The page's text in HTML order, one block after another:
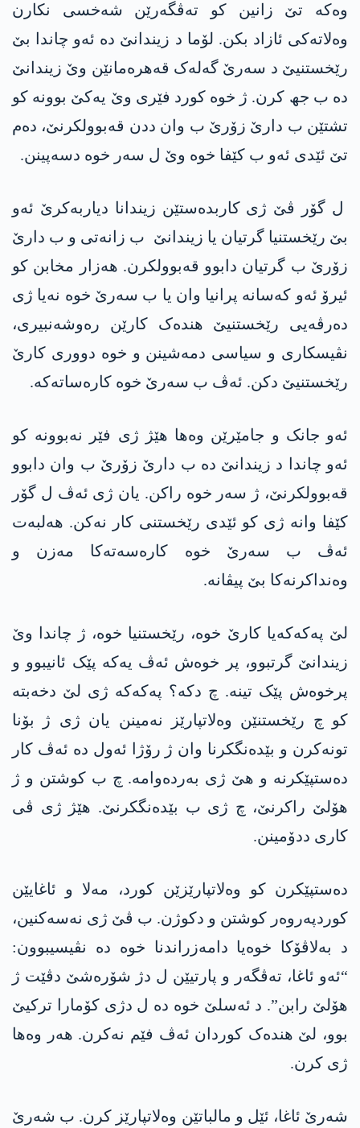
وەکە تێ زانین کو تەڤگەرێن شەخسی نکارن
وەلاتەکی ئازاد بکن. لۆما د زیندانێ دە ئەو چاندا بێ
رێخستنیێ د سەرێ گەلەک قەھرەمانێن وێ زیندانێ
دە ب جھ کرن. ژ خوە کورد فێری وێ یەکێ بوونە کو
تشتێن ب دارێ زۆرێ ب وان ددن قەبوولکرنێ، دەم
تێ ئێدی ئەو ب کێفا خوە وێ ل سەر خوە دسەپینن.
ل گۆر ڤێ ژی کاربدەستێن زیندانا دیاربەکرێ ئەو
بێ رێخستنیا گرتیان یا زیندانێ ب زانەتی و ب دارێ
زۆرێ ب گرتیان دابوو قەبوولکرن. ھەزار مخابن کو
ئیرۆ ئەو کەسانە پرانیا وان یا ب سەرێ خوە نەیا ژی
دەرڤەیی رێخستنیێ ھندەک کارێن رەوشەنبیری،
نڤیسکاری و سیاسی دمەشینن و خوە دووری کارێ
رێخستنیێ دکن. ئەڤ ب سەرێ خوە کارەساتەکە.
ئەو جانک و جامێرێن وەھا ھێژ ژی فێر نەبوونە کو
ئەو چاندا د زیندانێ دە ب دارێ زۆرێ ب وان دابوو
قەبوولکرنێ، ژ سەر خوە راکن. یان ژی ئەڤ ل گۆر
کێفا وانە ژی کو ئێدی رێخستنی کار نەکن. ھەلبەت
ئەڤ ب سەرێ خوە کارەسەتەکا مەزن و
وەنداکرنەکا بێ پیڤانە.
لێ پەکەکەیا کارێ خوە، رێخستنیا خوە، ژ چاندا وێ
زیندانێ گرتبوو، پر خوەش ئەڤ یەکە پێک ئانیبوو و
پرخوەش پێک تینە. چ دکە؟ پەکەکە ژی لێ دخەبتە
کو چ رێخستنێن وەلاتپارێز نەمینن یان ژی ژ بۆنا
تونەکرن و بێدەنگکرنا وان ژ رۆژا ئەول دە ئەڤ کار
دەستپێکرنە و ھێ ژی بەردەوامە. چ ب کوشتن و ژ
ھۆلێ راکرنێ، چ ژی ب بێدەنگکرنێ. ھێژ ژی ڤی
کاری ددۆمینن.
دەستپێکرن کو وەلاتپارێزێن کورد، مەلا و ئاغایێن
کوردپەروەر کوشتن و دکوژن. ب ڤێ ژی نەسەکنین،
د بەلاڤۆکا خوەیا دامەزراندنا خوە دە نڤیسیبوون:
“ئەو ئاغا، تەڤگەر و پارتیێن ل دژ شۆرەشێ دڤێت ژ
ھۆلێ رابن”. د ئەسلێ خوە دە ل دژی کۆمارا ترکیێ
بوو، لێ ھندەک کوردان ئەڤ فێم نەکرن. ھەر وەھا
ژی کرن.
شەرێ ئاغا، ئێل و مالباتێن وەلاتپارێز کرن. ب شەرێ